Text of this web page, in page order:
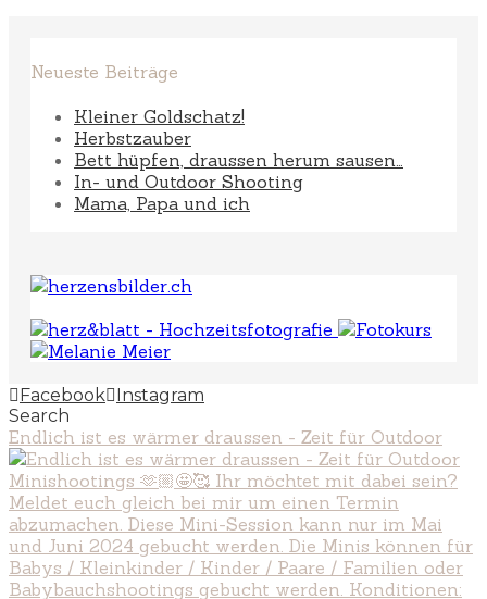
Neueste Beiträge
Kleiner Goldschatz!
Herbstzauber
Bett hüpfen, draussen herum sausen…
In- und Outdoor Shooting
Mama, Papa und ich
Facebook Instagram
Search
Endlich ist es wärmer draussen - Zeit für Outdoor